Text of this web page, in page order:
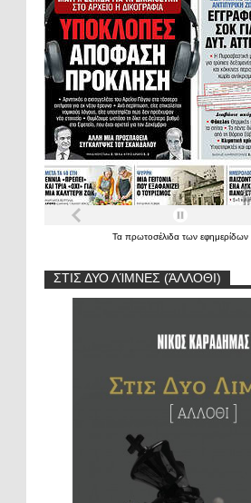
Τα πρωτοσέλιδα των εφημερίδων
ΣΤΙΣ ΔΥΟ ΛΊΜΝΕΣ (ΆΛΛΟΘΙ)